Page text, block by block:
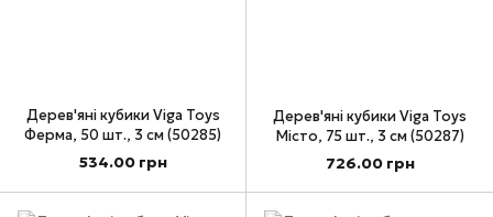
Дерев'яні кубики Viga Toys
Ферма, 50 шт., 3 см (50285)
534.00 грн
Дерев'яні кубики Viga Toys
Місто, 75 шт., 3 см (50287)
726.00 грн